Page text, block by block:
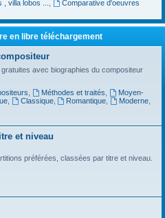
, villa lobos ...
Comparative d'oeuvres
en libre téléchargement
avec biographies du compositeur
Méthodes et traités
Moyen-
, Classique, Romantique Moderne
et niveau
préférées, classées par titre et niveau.